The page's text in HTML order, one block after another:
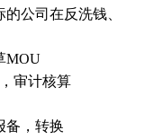
公司在反洗钱、
MOU
审计核算
备，转换